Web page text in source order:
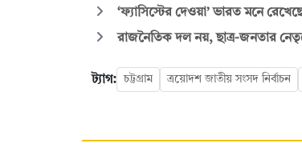
‘ফ্যাসিস্টের দেওয়া’ ভারত মনে
রাজনৈতিক দল নয়, ছাত্র-জনতার
ট্যাগ: চট্টগ্রাম ত্রয়োদশ জাতীয় সংসদ নির্বাচন